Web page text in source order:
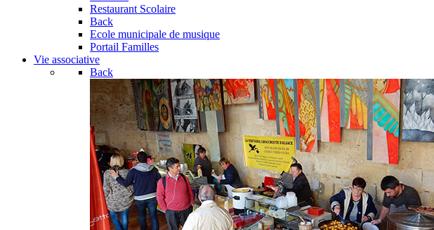
Restaurant Scolaire
Back
Ecole municipale de musique
Portail Familles
Vie associative
Back